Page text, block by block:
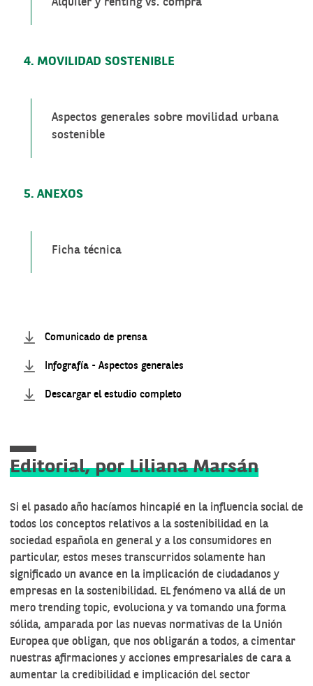
Alquiler y renting vs. compra
4. MOVILIDAD SOSTENIBLE
Aspectos generales sobre movilidad urbana
sostenible
5. ANEXOS
Ficha técnica
Comunicado de prensa
Infografía - Aspectos generales
Descargar el estudio completo
Editorial, por Liliana Marsán
Si el pasado año hacíamos hincapié en la influencia social de
todos los conceptos relativos a la sostenibilidad en la
sociedad española en general y a los consumidores en
particular, estos meses transcurridos solamente han
significado un avance en la implicación de ciudadanos y
empresas en la sostenibilidad. EL fenómeno va allá de un
mero trending topic, evoluciona y va tomando una forma
sólida, amparada por las nuevas normativas de la Unión
Europea que obligan, que nos obligarán a todos, a cimentar
nuestras afirmaciones y acciones empresariales de cara a
aumentar la credibilidad e implicación del sector